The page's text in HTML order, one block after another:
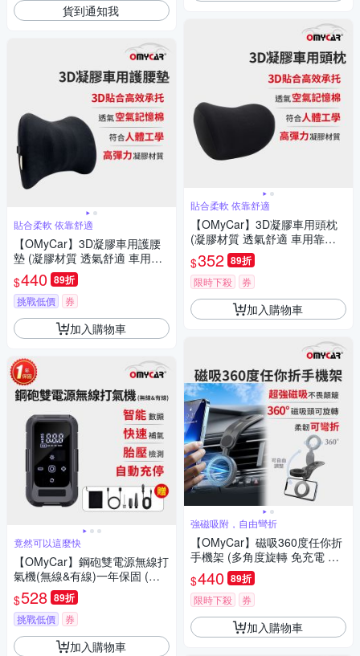
貨到通知我
貼合柔軟 依靠舒適
【OMyCar】3D凝膠車用護腰
墊 (凝膠材質 透氣舒適 車用靠
墊 車用腰枕 車用靠腰墊 家用靠
墊)
$440 89折
挑戰低價 券
加入購物車
竟然可以這麼快
【OMyCar】鋼砲雙電源無線打
氣機(無線&有線)一年保固 (汽
車打氣機 輪胎打氣機 胎壓檢
測)
$528 89折
挑戰低價 券
加入購物車
貼合柔軟 依靠舒適
【OMyCar】3D凝膠車用頭枕
(凝膠材質 透氣舒適 車用靠枕
車用頭頸枕 慢回彈記憶枕)
$352 89折
限時下殺 券
加入購物車
強磁吸附，自由彎折
【OMyCar】磁吸360度任你折
手機架 (多角度旋轉 免充電 桌
面追劇支架 車用導航手機架 辦
公室手機座)
$440 89折
限時下殺 券
加入購物車